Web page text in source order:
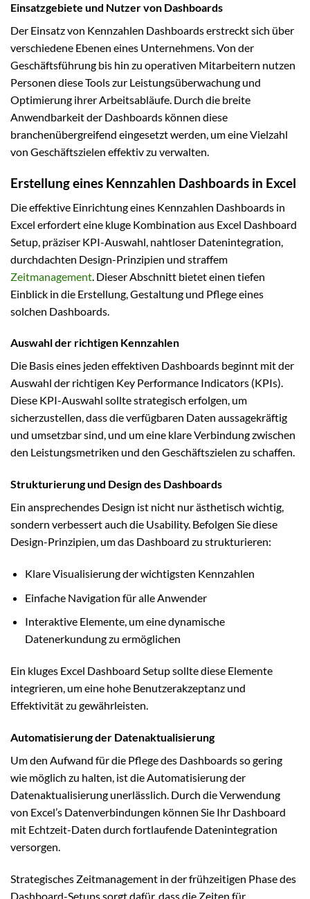
Einsatzgebiete und Nutzer von Dashboards
Der Einsatz von Kennzahlen Dashboards erstreckt sich über
verschiedene Ebenen eines Unternehmens. Von der
Geschäftsführung bis hin zu operativen Mitarbeitern nutzen
Personen diese Tools zur Leistungsüberwachung und
Optimierung ihrer Arbeitsabläufe. Durch die breite
Anwendbarkeit der Dashboards können diese
branchenübergreifend eingesetzt werden, um eine Vielzahl
von Geschäftszielen effektiv zu verwalten.
Erstellung eines Kennzahlen Dashboards in Excel
Die effektive Einrichtung eines Kennzahlen Dashboards in
Excel erfordert eine kluge Kombination aus Excel Dashboard
Setup, präziser KPI-Auswahl, nahtloser Datenintegration,
durchdachten Design-Prinzipien und straffem
Zeitmanagement . Dieser Abschnitt bietet einen tiefen
Einblick in die Erstellung, Gestaltung und Pflege eines
solchen Dashboards.
Auswahl der richtigen Kennzahlen
Die Basis eines jeden effektiven Dashboards beginnt mit der
Auswahl der richtigen Key Performance Indicators (KPIs).
Diese KPI-Auswahl sollte strategisch erfolgen, um
sicherzustellen, dass die verfügbaren Daten aussagekräftig
und umsetzbar sind, und um eine klare Verbindung zwischen
den Leistungsmetriken und den Geschäftszielen zu schaffen.
Strukturierung und Design des Dashboards
Ein ansprechendes Design ist nicht nur ästhetisch wichtig,
sondern verbessert auch die Usability. Befolgen Sie diese
Design-Prinzipien, um das Dashboard zu strukturieren:
Klare Visualisierung der wichtigsten Kennzahlen
Einfache Navigation für alle Anwender
Interaktive Elemente, um eine dynamische
Datenerkundung zu ermöglichen
Ein kluges Excel Dashboard Setup sollte diese Elemente
integrieren, um eine hohe Benutzerakzeptanz und
Effektivität zu gewährleisten.
Automatisierung der Datenaktualisierung
Um den Aufwand für die Pflege des Dashboards so gering
wie möglich zu halten, ist die Automatisierung der
Datenaktualisierung unerlässlich. Durch die Verwendung
von Excel’s Datenverbindungen können Sie Ihr Dashboard
mit Echtzeit-Daten durch fortlaufende Datenintegration
versorgen.
Strategisches Zeitmanagement in der frühzeitigen Phase des
Dashboard-Setups sorgt dafür, dass die Zeiten für